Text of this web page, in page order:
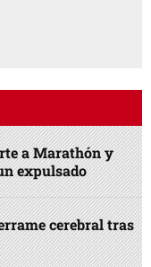
a Marathón y
expulsado
cerebral tras